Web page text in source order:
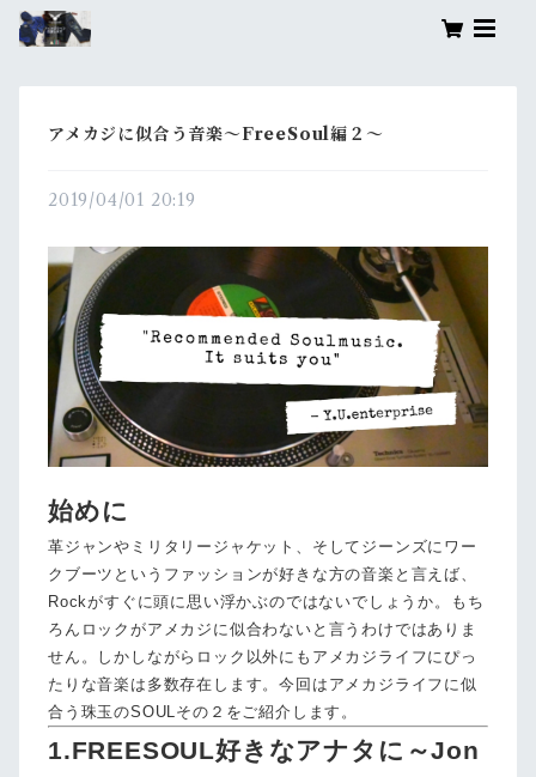
アメカジに似合う音楽～FreeSoul編２～
2019/04/01 20:19
始めに
革ジャンやミリタリージャケット、そしてジーンズにワー
クブーツというファッションが好きな方の音楽と言えば、
Rockがすぐに頭に思い浮かぶのではないでしょうか。もち
ろんロックがアメカジに似合わないと言うわけではありま
せん。しかしながらロック以外にもアメカジライフにぴっ
たりな音楽は多数存在します。今回はアメカジライフに似
合う珠玉のSOULその２をご紹介します。
1.FREESOUL好きなアナタに～Jon